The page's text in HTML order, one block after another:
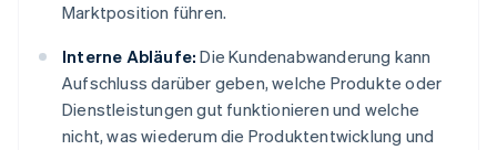
Marktposition führen.
Interne Abläufe: Die Kundenabwanderung kann
Aufschluss darüber geben, welche Produkte oder
Dienstleistungen gut funktionieren und welche
nicht, was wiederum die Produktentwicklung und